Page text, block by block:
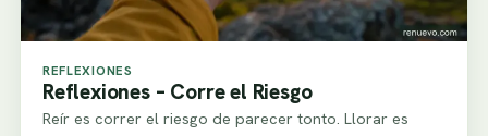
REFLEXIONES
Reflexiones – Corre el Riesgo
Reír es correr el riesgo de parecer tonto. Llorar es